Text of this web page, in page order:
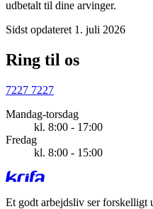
udbetalt til dine arvinger.
Sidst opdateret 1. juli 2026
Ring til os
7227 7227
Mandag-torsdag
kl. 8:00 - 17:00
Fredag
kl. 8:00 - 15:00
Et godt arbejdsliv ser forskelligt